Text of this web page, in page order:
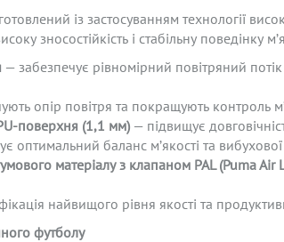
із застосуванням технології
зносостійкість і стабільну поведінку
— забезпечує рівномірний повітряний
опір повітря та покращують контроль
-поверхня (1,1 мм) — підвищує
оптимальний баланс м’якості та
матеріалу з клапаном PAL(PumaAir
найвищого рівня якості та
футболу